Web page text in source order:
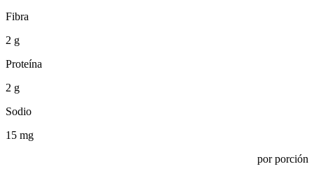
Fibra
2 g
Proteína
2 g
Sodio
15 mg
por porción